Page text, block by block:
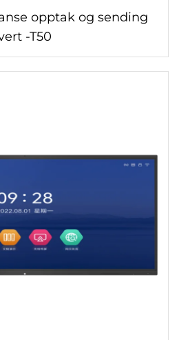
opptak og sending
-T50